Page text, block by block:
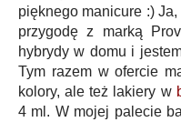
pięknego manicure :)
przygodę z marką
hybrydy w domu i
Tym razem w ofercie
kolory, ale też lakiery w
4 ml. W mojej palecie